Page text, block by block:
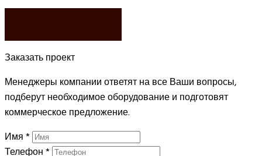
Заказать проект
Менеджеры компании ответят на все Ваши вопросы,
подберут необходимое оборудование и подготовят
коммерческое предложение.
Имя*
Телефон*